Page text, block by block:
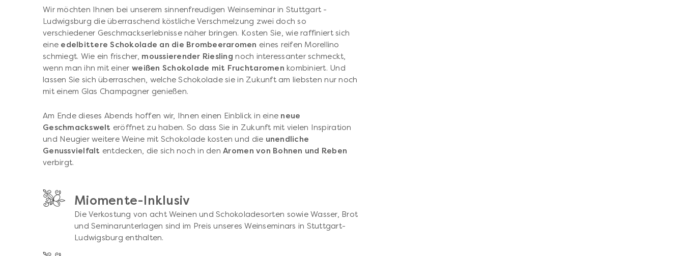
Wir möchten Ihnen bei unserem sinnenfreudigen Weinseminar in Stuttgart -
Ludwigsburg die überraschend köstliche Verschmelzung zwei doch so
verschiedener Geschmackserlebnisse näher bringen. Kosten Sie, wie raffiniert sich
eine edelbittere Schokolade an die Brombeeraromen eines reifen Morellino
schmiegt. Wie ein frischer, moussierender Riesling noch interessanter schmeckt,
wenn man ihn mit einer weißen Schokolade mit Fruchtaromen kombiniert. Und
lassen Sie sich überraschen, welche Schokolade sie in Zukunft am liebsten nur noch
mit einem Glas Champagner genießen.
Am Ende dieses Abends hoffen wir, Ihnen einen Einblick in eine neue
Geschmackswelt eröffnet zu haben. So dass Sie in Zukunft mit vielen Inspiration
und Neugier weitere Weine mit Schokolade kosten und die unendliche
Genussvielfalt entdecken, die sich noch in denAromen von Bohnen und Reben
verbirgt.
Miomente-Inklusiv
Die Verkostung von acht Weinen und Schokoladesorten sowie Wasser, Brot
und Seminarunterlagen sind im Preis unseres Weinseminars in Stuttgart-
Ludwigsburg enthalten.